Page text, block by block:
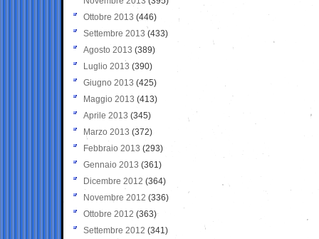
Ottobre 2013 (446)
Settembre 2013 (433)
Agosto 2013 (389)
Luglio 2013 (390)
Giugno 2013 (425)
Maggio 2013 (413)
Aprile 2013 (345)
Marzo 2013 (372)
Febbraio 2013 (293)
Gennaio 2013 (361)
Dicembre 2012 (364)
Novembre 2012 (336)
Ottobre 2012 (363)
Settembre 2012 (341)